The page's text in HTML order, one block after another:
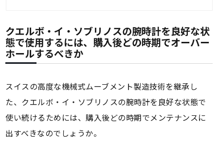
クエルボ・イ・ソブリノスの腕時計を良好な状
態で使用するには、購入後どの時期でオーバー
ホールするべきか
スイスの高度な機械式ムーブメント製造技術を継承し
た、クエルボ・イ・ソブリノスの腕時計を良好な状態で
使い続けるためには、購入後どの時期でメンテナンスに
出すべきなのでしょうか。